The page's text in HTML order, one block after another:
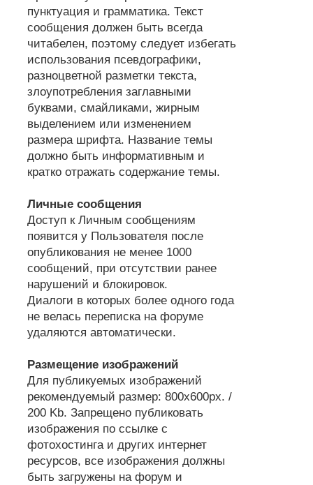
пунктуация и грамматика. Текст
сообщения должен быть всегда
читабелен, поэтому следует избегать
использования псевдографики,
разноцветной разметки текста,
злоупотребления заглавными
буквами, смайликами, жирным
выделением или изменением
размера шрифта. Название темы
должно быть информативным и
кратко отражать содержание темы.
Личные сообщения
Доступ к Личным сообщениям
появится у Пользователя после
опубликования не менее 1000
сообщений, при отсутствии ранее
нарушений и блокировок.
Диалоги в которых более одного года
не велась переписка на форуме
удаляются автоматически.
Размещение изображений
Для публикуемых изображений
рекомендуемый размер: 800х600px. /
200 Kb. Запрещено публиковать
изображения по ссылке с
фотохостинга и других интернет
ресурсов, все изображения должны
быть загружены на форум и